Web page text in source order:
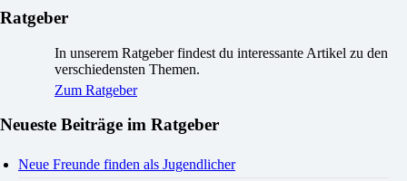
Ratgeber
In unserem Ratgeber findest du interessante Artikel zu den
verschiedensten Themen.
Zum Ratgeber
Neueste Beiträge im Ratgeber
Neue Freunde finden als Jugendlicher